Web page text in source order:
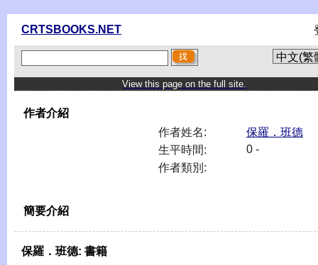
CRTSBOOKS.NET
View this page on the full site.
作者介紹
作者姓名:
保羅．班德
生平時間:
0 -
作者類別:
簡要介紹
保羅．班德: 書籍